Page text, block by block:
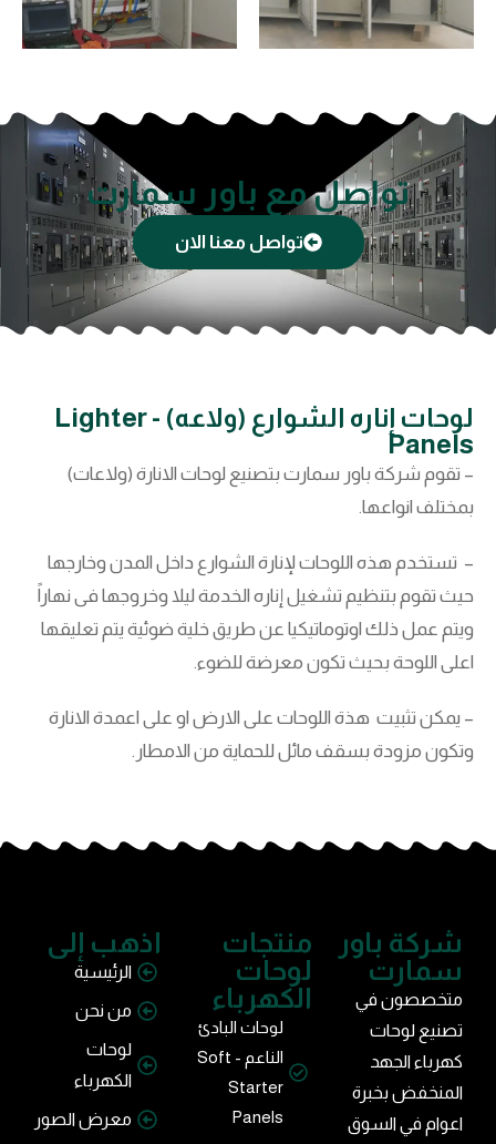
تواصل مع باور سمارت
تواصل معنا الان
لوحات إناره الشوارع (ولاعه) - Lighter
Panels
– تقوم شركة باور سمارت بتصنيع لوحات الانارة (ولاعات)
بمختلف انواعها.
– تستخدم هذه اللوحات لإنارة الشوارع داخل المدن وخارجها
حيث تقوم بتنظيم تشغيل إناره الخدمة ليلا وخروجها فى نهاراً
ويتم عمل ذلك اوتوماتيكيا عن طريق خلية ضوئية يتم تعليقها
اعلى اللوحة بحيث تكون معرضة للضوء.
– يمكن تثبيت هذة اللوحات على الارض او على اعمدة الانارة
وتكون مزودة بسقف مائل للحماية من الامطار.
شركة باور
سمارت
متخصصون في
تصنيع لوحات
كهرباء الجهد
المنخفض بخبرة
اعوام في السوق
منتجات
لوحات
الكهرباء
لوحات البادئ
الناعم - Soft
Starter
Panels
اذهب إلى
الرئيسية
من نحن
لوحات
الكهرباء
معرض الصور